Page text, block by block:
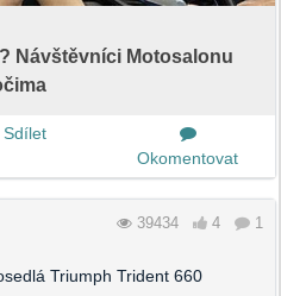
Návštěvníci Motosalonu
Okomentovat
39434 4 1
Triumph Trident 660